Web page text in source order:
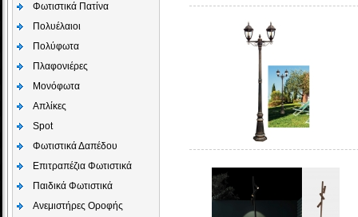
Φωτιστικά Πατίνα
Πολυέλαιοι
Πολύφωτα
Πλαφονιέρες
Μονόφωτα
Απλίκες
Spot
Φωτιστικά Δαπέδου
Επιτραπέζια Φωτιστικά
Παιδικά Φωτιστικά
Aνεμιστήρες Οροφής